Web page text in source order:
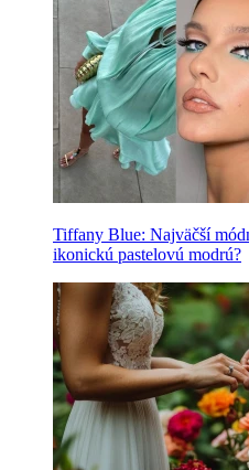
Tiffany Blue: Najväčší
ikonickú pastelovú modrú?